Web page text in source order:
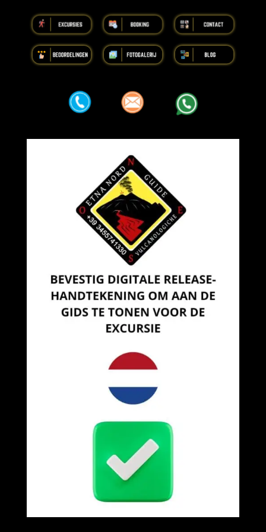
iiiiiiiiiiiiiiiiiiiiiiii iiiiiiiiiiiiiiiiiiiiiiii iiiiiiiiiiiiiiiiiiiiiiii
iiiiiiiiiiiiiiiiiiiiiiii iiiiiiiiiiiiiiiiiiiiiiii iiiiiiiiiiiiiiiiiiiiiiii
aaa aaa aaa